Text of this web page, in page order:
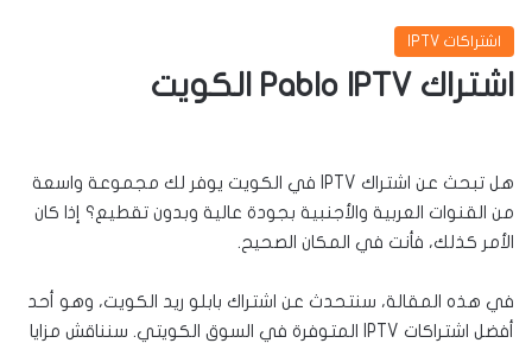
اشتراكات IPTV
اشتراك Pablo IPTV الكويت
هل تبحث عن اشتراك IPTV في الكويت يوفر لك مجموعة واسعة
من القنوات العربية والأجنبية بجودة عالية وبدون تقطيع؟ إذا كان
الأمر كذلك، فأنت في المكان الصحيح.
في هذه المقالة، سنتحدث عن اشتراك بابلو ريد الكويت، وهو أحد
أفضل اشتراكات IPTV المتوفرة في السوق الكويتي. سنناقش مزايا